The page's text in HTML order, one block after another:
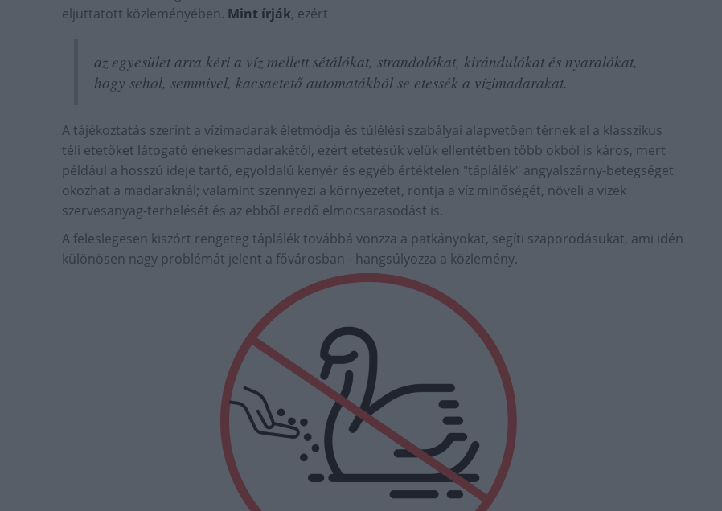
eljuttatott közleményében. Mint írják, ezért
az egyesület arra kéri a víz mellett sétálókat, strandolókat, kirándulókat és nyaralókat,
hogy sehol, semmivel, kacsaetető automatákból se etessék a vízimadarakat.
A tájékoztatás szerint a vízimadarak életmódja és túlélési szabályai alapvetően térnek el a klasszikus
téli etetőket látogató énekesmadarakétól, ezért etetésük velük ellentétben több okból is káros, mert
például a hosszú ideje tartó, egyoldalú kenyér és egyéb értéktelen "táplálék" angyalszárny-betegséget
okozhat a madaraknál; valamint szennyezi a környezetet, rontja a víz minőségét, növeli a vizek
szervesanyag-terhelését és az ebből eredő elmocsarasodást is.
A feleslegesen kiszórt rengeteg táplálék továbbá vonzza a patkányokat, segíti szaporodásukat, ami idén
különösen nagy problémát jelent a fővárosban - hangsúlyozza a közlemény.